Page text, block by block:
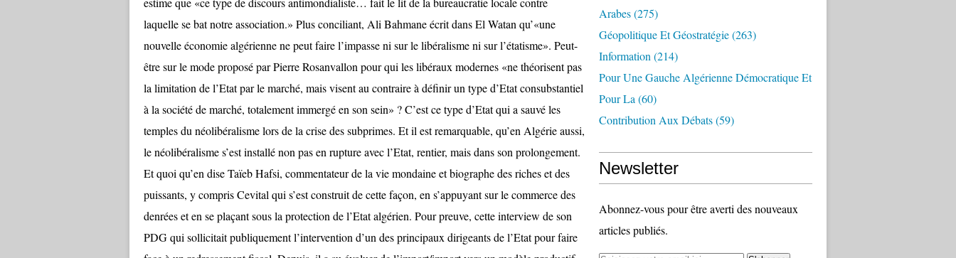
Arabes(275)
Géopolitique Et Géostratégie(263)
Information (214)
Pour Une Gauche Algérienne Démocratique Et
Pour La (60)
Contribution Aux Débats(59)
Newsletter
Abonnez-vous pour être averti des nouveaux
articles publiés.